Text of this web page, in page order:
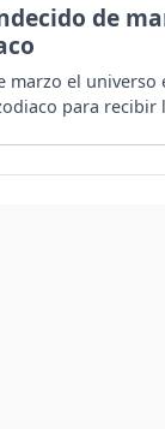
de
marzo el universo
para recibir